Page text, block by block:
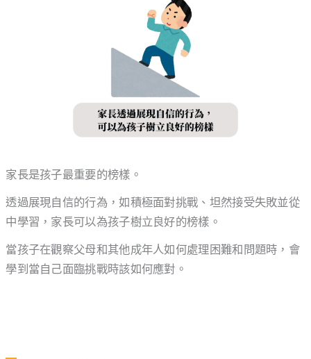
家長是孩子最重要的榜樣。
透過展現自信的行為，如積極面對挑戰、坦然接受失敗並從
中學習，家長可以為孩子樹立良好的榜樣。
當孩子在觀察父母和其他成年人如何處理困難和問題時，會
學到當自己面臨挑戰時該如何應對。